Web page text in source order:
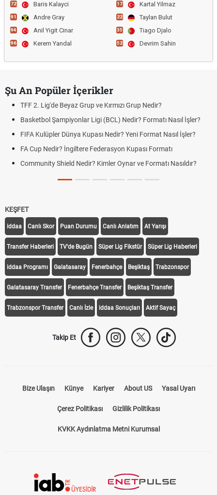
72 Baris Kalayci
91 Andre Gray
94 Anil Yigit Cinar
96 Kerem Yandal
17 Kartal Yilmaz
22 Taylan Bulut
35 Tiago Djalo
52 Devrim Sahin
Şu An Popüler İçerikler
TFF 2. Lig'de Beyaz Grup ve Kırmızı Grup Nedir?
Basketbol Şampiyonlar Ligi (BCL) Nedir? Formatı Nasıl İşler?
FIFA Kulüpler Dünya Kupası Nedir? Yeni Format Nasıl İşler?
FA Cup Nedir? İngiltere Federasyon Kupası Formatı
Community Shield Nedir? Kimler Oynar ve Formatı Nasıldır?
KEŞFET
iddaa Canlı Skor Puan Durumu Canlı Anlatım At Yarışı
Transfer Haberleri TV'de Bugün Süper Lig Fikstür Süper Lig Haberleri
iddaa Programı Galatasaray Fenerbahçe Beşiktaş Trabzonspor
Galatasaray Transfer Fenerbahçe Transfer Beşiktaş Transfer
Trabzonspor Transfer Canlı İzle iddaa Sonuçları Aktif Sayaç
Takip Et
Bize Ulaşın Künye Kariyer About US Yasal Uyarı
Çerez Politikası Gizlilik Politikası
KVKK Aydınlatma Metni Kurumsal